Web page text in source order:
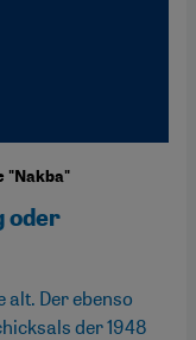
"Nakba"
oder
Der ebenso
der 1948